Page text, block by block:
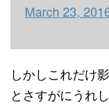
March 23,
しかしこれだけ
とさすがにうれ